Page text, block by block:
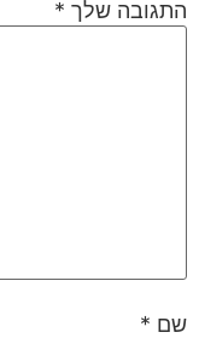
התגובה שלך *
שם *